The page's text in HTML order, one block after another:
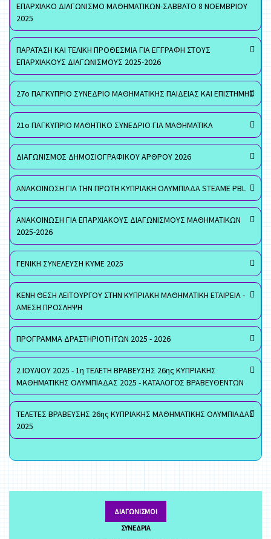
ΕΠΑΡΧΙΑΚΟ ΔΙΑΓΩΝΙΣΜΟ ΜΑΘΗΜΑΤΙΚΩΝ-ΣΑΒΒΑΤΟ 8 ΝΟΕΜΒΡΙΟΥ
2025
ΠΑΡΑΤΑΣΗ ΚΑΙ ΤΕΛΙΚΗ ΠΡΟΘΕΣΜΙΑ ΓΙΑ ΕΓΓΡΑΦΗ ΣΤΟΥΣ
ΕΠΑΡΧΙΑΚΟΥΣ ΔΙΑΓΩΝΙΣΜΟΥΣ 2025-2026
27ο ΠΑΓΚΥΠΡΙΟ ΣΥΝΕΔΡΙΟ ΜΑΘΗΜΑΤΙΚΗΣ ΠΑΙΔΕΙΑΣ ΚΑΙ ΕΠΙΣΤΗΜΗΣ
21ο ΠΑΓΚΥΠΡΙΟ ΜΑΘΗΤΙΚΟ ΣΥΝΕΔΡΙΟ ΓΙΑ ΜΑΘΗΜΑΤΙΚΑ
ΔΙΑΓΩΝΙΣΜΟΣ ΔΗΜΟΣΙΟΓΡΑΦΙΚΟΥ ΑΡΘΡΟΥ 2026
ΑΝΑΚΟΙΝΩΣΗ ΓΙΑ ΤΗΝ ΠΡΩΤΗ ΚΥΠΡΙΑΚΗ ΟΛΥΜΠΙΑΔΑ STEAME PBL
ΑΝΑΚΟΙΝΩΣΗ ΓΙΑ ΕΠΑΡΧΙΑΚΟΥΣ ΔΙΑΓΩΝΙΣΜΟΥΣ ΜΑΘΗΜΑΤΙΚΩΝ
2025-2026
ΓΕΝΙΚΗ ΣΥΝΕΛΕΥΣΗ ΚΥΜΕ 2025
ΚΕΝΗ ΘΕΣΗ ΛΕΙΤΟΥΡΓΟΥ ΣΤΗΝ ΚΥΠΡΙΑΚΗ ΜΑΘΗΜΑΤΙΚΗ ΕΤΑΙΡΕΙΑ -
ΑΜΕΣΗ ΠΡΟΣΛΗΨΗ
ΠΡΟΓΡΑΜΜΑ ΔΡΑΣΤΗΡΙΟΤΗΤΩΝ 2025 - 2026
2 ΙΟΥΛΙΟΥ 2025 - 1η ΤΕΛΕΤΗ ΒΡΑΒΕΥΣΗΣ 26ης ΚΥΠΡΙΑΚΗΣ
ΜΑΘΗΜΑΤΙΚΗΣ ΟΛΥΜΠΙΑΔΑΣ 2025 - ΚΑΤΑΛΟΓΟΣ ΒΡΑΒΕΥΘΕΝΤΩΝ
ΤΕΛΕΤΕΣ ΒΡΑΒΕΥΣΗΣ 26ης ΚΥΠΡΙΑΚΗΣ ΜΑΘΗΜΑΤΙΚΗΣ ΟΛΥΜΠΙΑΔΑΣ
2025
ΔΙΑΓΩΝΙΣΜΟΊ
ΣΥΝΈΔΡΙΑ